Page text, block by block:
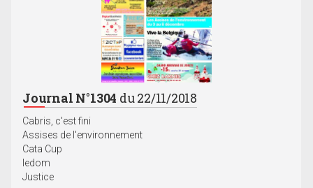
Journal N°1304 du 22/11/2018
Cabris, c'est fini
Assises de l'environnement
Cata Cup
Iedom
Justice